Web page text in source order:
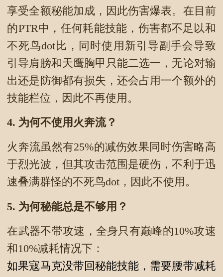
享受全额秘能加成，因此伤害爆表。在目前
的PTR中，任何耗能技能，伤害都不足以和
不死鸟dot比，同时使用新引导副手会导致
引导肩膀和天鹰胸甲只能二选一，无论对输
出还是防御都有损失，还会占用一个额外的
技能栏位，因此不再使用。
4. 为何不使用火奔流？
火奔流虽然有25%的减伤效果同时伤害略高
于烈光波，但其攻击范围是硬伤，不利于迅
速叠满群怪的不死鸟dot，因此不使用。
5. 为何秘能总是不够用？
在武器不带攻速，全身只有巅峰的10%攻速
和10%减耗情况下：
如果寇马克没带回秘能技能，需要腰带减耗